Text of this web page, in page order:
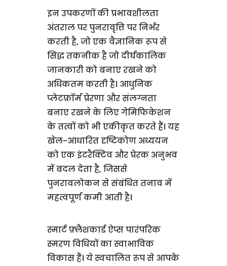
इन उपकरणों की प्रभावशीलता
अंतराल पर पुनरावृत्ति पर निर्भर
करती है, जो एक वैज्ञानिक रूप से
सिद्ध तकनीक है जो दीर्घकालिक
जानकारी को बनाए रखने को
अधिकतम करती है। आधुनिक
प्लेटफ़ॉर्म प्रेरणा और संलग्नता
बनाए रखने के लिए गेमिफिकेशन
के तत्वों को भी एकीकृत करते हैं। यह
खेल-आधारित दृष्टिकोण अध्ययन
को एक इंटरैक्टिव और प्रेरक अनुभव
में बदल देता है, जिससे
पुनरावलोकन से संबंधित तनाव में
महत्वपूर्ण कमी आती है।
स्मार्ट फ़्लैशकार्ड ऐप्स पारंपरिक
स्मरण विधियों का स्वाभाविक
विकास हैं। ये स्वचालित रूप से आपके